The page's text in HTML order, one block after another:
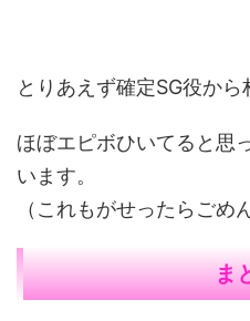
とりあえず確定SG役か
ほぼエピボひいてると思
います。
（これもがせったらごめ
ま